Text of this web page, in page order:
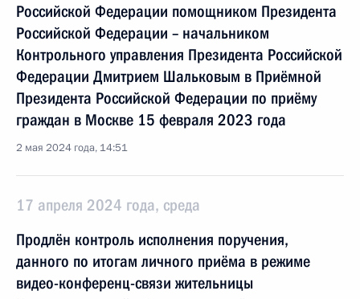
Российской Федерации помощником Президента
Российской Федерации – начальником
Контрольного управления Президента Российской
Федерации Дмитрием Шальковым в Приёмной
Президента Российской Федерации по приёму
граждан в Москве 15 февраля 2023 года
2 мая 2024 года, 14:51
17 апреля 2024 года, среда
Продлён контроль исполнения поручения,
данного по итогам личного приёма в режиме
видео-конференц-связи жительницы